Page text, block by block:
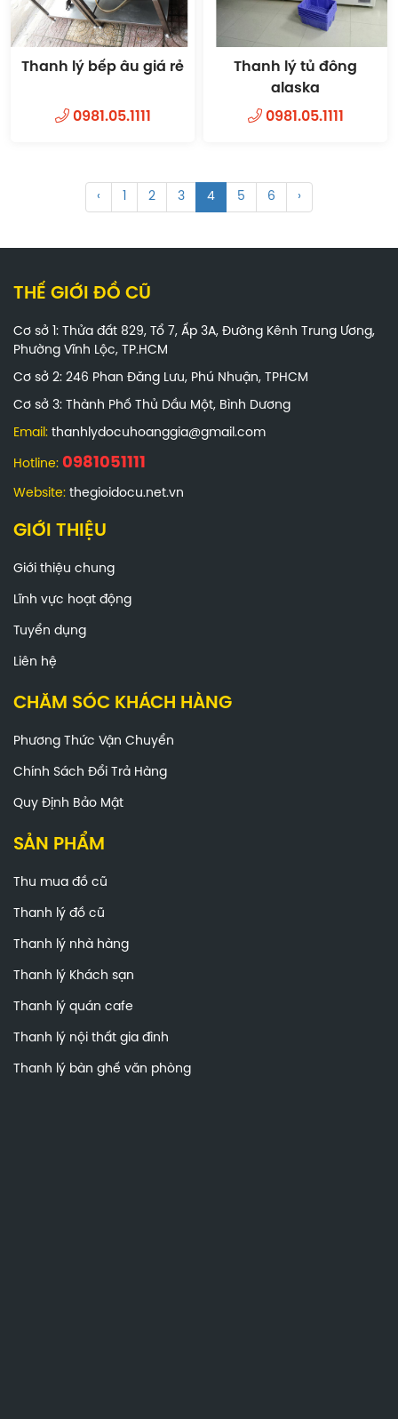
Thanh lý bếp âu giá rẻ
0981.05.1111
Thanh lý tủ đông
alaska
0981.05.1111
‹ 1 2 3 4 5 6 ›
THẾ GIỚI ĐỒ CŨ
Cơ sở 1: Thửa đất 829, Tổ 7, Ấp 3A, Đường Kênh Trung Ương,
Phường Vĩnh Lộc, TP.HCM
Cơ sở 2: 246 Phan Đăng Lưu, Phú Nhuận, TPHCM
Cơ sở 3: Thành Phố Thủ Dầu Một, Bình Dương
Email: thanhlydocuhoanggia@gmail.com
Hotline: 0981051111
Website: thegioidocu.net.vn
GIỚI THIỆU
Giới thiệu chung
Lĩnh vực hoạt động
Tuyển dụng
Liên hệ
CHĂM SÓC KHÁCH HÀNG
Phương Thức Vận Chuyển
Chính Sách Đổi Trả Hàng
Quy Định Bảo Mật
SẢN PHẨM
Thu mua đồ cũ
Thanh lý đồ cũ
Thanh lý nhà hàng
Thanh lý Khách sạn
Thanh lý quán cafe
Thanh lý nội thất gia đình
Thanh lý bàn ghế văn phòng